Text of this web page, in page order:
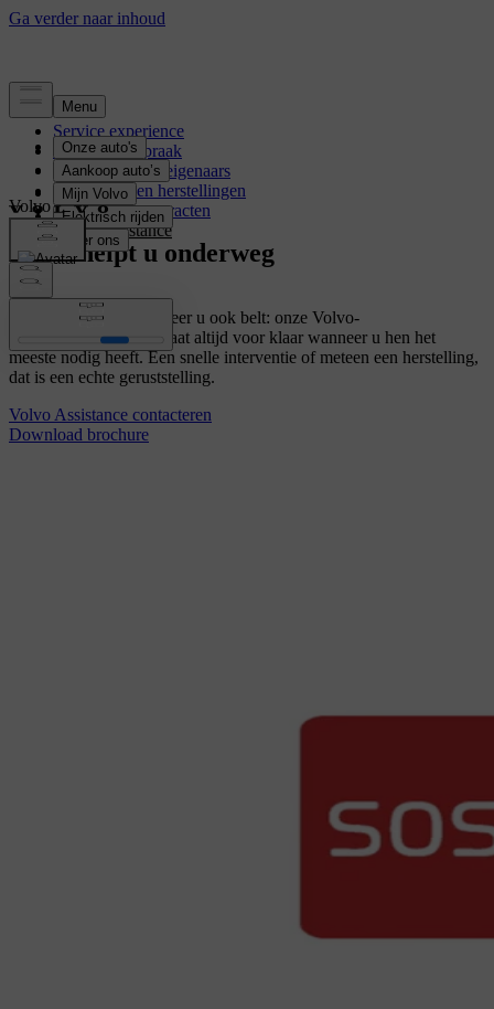
Service experience
Boek een afspraak
Voordelen voor eigenaars
Onderhoud en herstellingen
Onderhoudscontracten
Volvo Assistance
Volvo Assistance
Volvo helpt u onderweg
Waar u ook bent, wanneer u ook belt: onze Volvo-
ondersteuningsdienst staat altijd voor klaar wanneer u hen het
meeste nodig heeft. Een snelle interventie of meteen een herstelling,
dat is een echte geruststelling.
Volvo Assistance contacteren
Download brochure